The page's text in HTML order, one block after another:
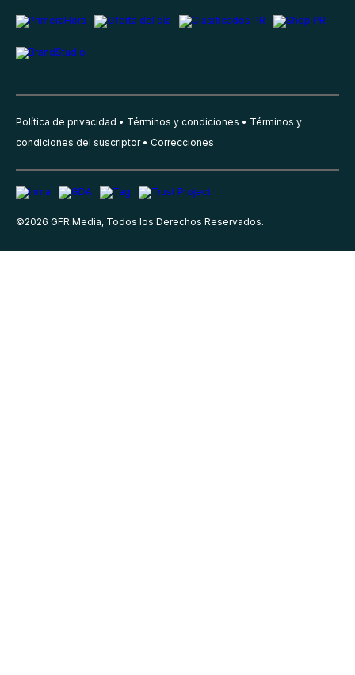
Política de privacidad Términos y condiciones
Términos y
condiciones del suscriptor
Correcciones
©2026 GFR Media, Todos los Derechos Reservados.